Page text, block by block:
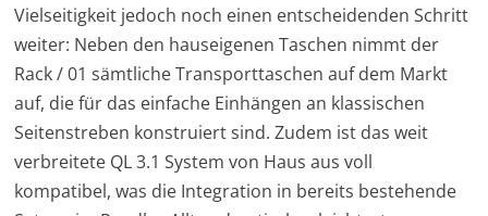
Vielseitigkeit jedoch noch einen entscheidenden Schritt
weiter: Neben den hauseigenen Taschen nimmt der
Rack / 01 sämtliche Transporttaschen auf dem Markt
auf, die für das einfache Einhängen an klassischen
Seitenstreben konstruiert sind. Zudem ist das weit
verbreitete QL 3.1 System von Haus aus voll
kompatibel, was die Integration in bereits bestehende